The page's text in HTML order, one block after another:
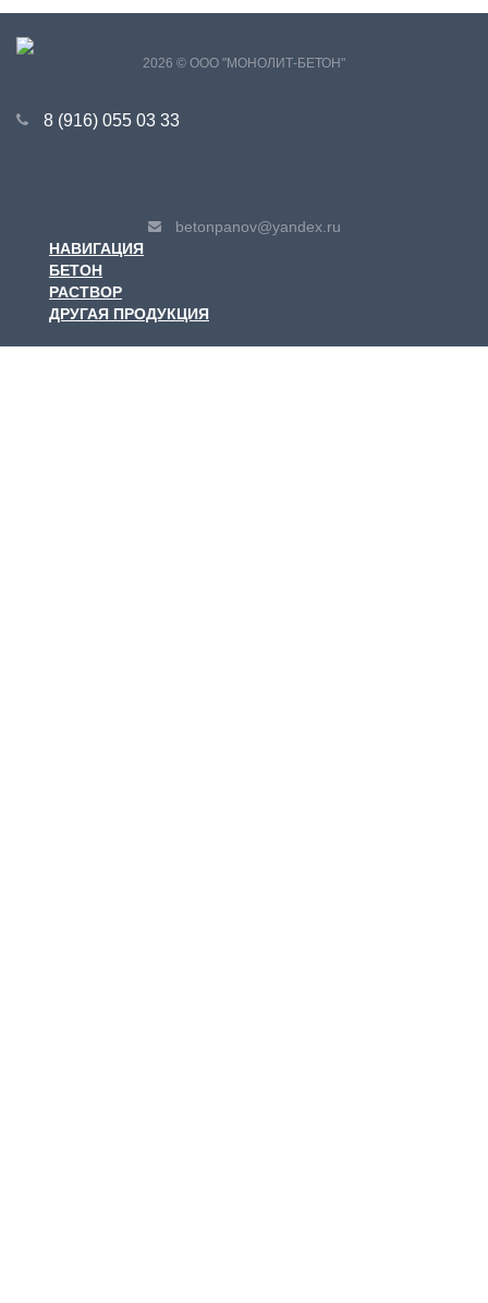
2026 © ООО "МОНОЛИТ-БЕТОН"
8 (916) 055 03 33
betonpanov@yandex.ru
НАВИГАЦИЯ
БЕТОН
РАСТВОР
ДРУГАЯ ПРОДУКЦИЯ